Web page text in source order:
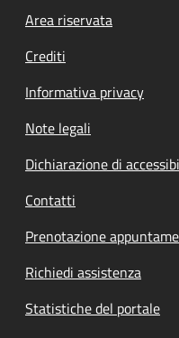
Footer menu
Area riservata
Crediti
Informativa privacy
Note legali
Dichiarazione di
Contatti
Prenotazione
Richiedi assistenza
Statistiche del portale